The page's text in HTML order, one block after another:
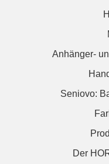
Anhänger-
Seniovo:
Der